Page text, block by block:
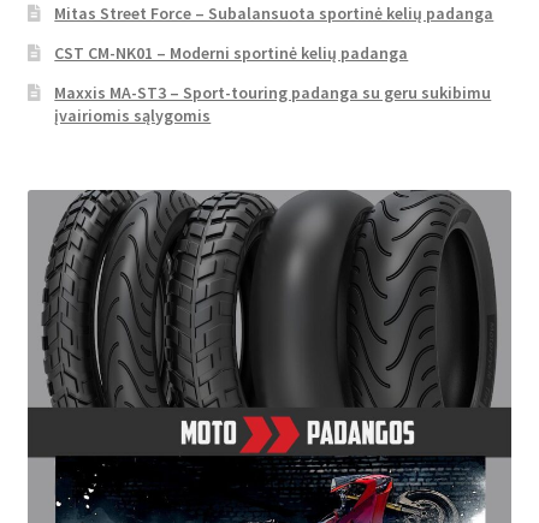
Mitas Street Force – Subalansuota sportinė kelių padanga
CST CM-NK01 – Moderni sportinė kelių padanga
Maxxis MA-ST3 – Sport-touring padanga su geru sukibimu
įvairiomis sąlygomis